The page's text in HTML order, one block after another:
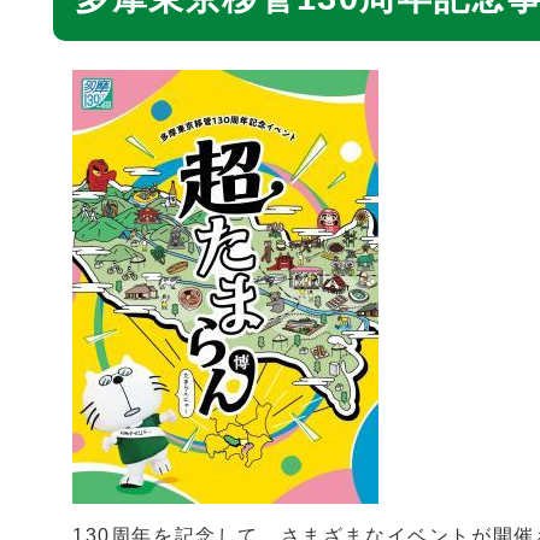
130周年を記念して、さまざまなイベントが開催